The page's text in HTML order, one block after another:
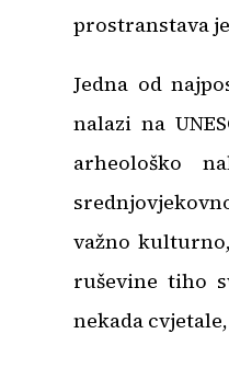
prostranstava
Jedna od
nalazi na
arheološko
važno
ruševine tiho
nekada